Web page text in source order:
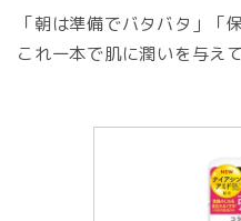
「朝は準備でバタバタ」「
これ一本で肌に潤いを与え